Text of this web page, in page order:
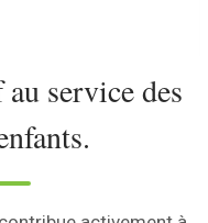
service des